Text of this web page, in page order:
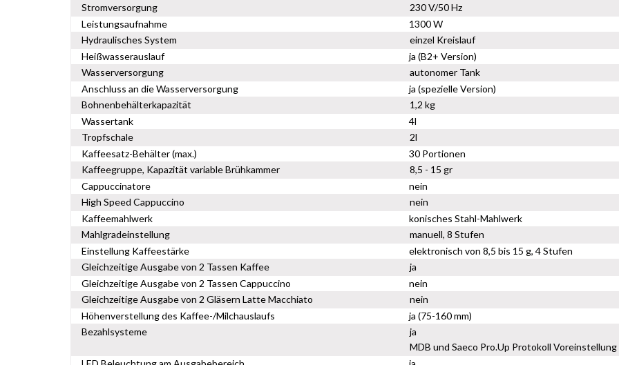
Stromversorgung
230 V/50 Hz
Leistungsaufnahme
1300 W
Hydraulisches System
einzel Kreislauf
Heißwasserauslauf
ja (B2+ Version)
Wasserversorgung
autonomer Tank
Anschluss an die Wasserversorgung
ja (spezielle Version)
Bohnenbehälterkapazität
1,2 kg
Wassertank
4l
Tropfschale
2l
Kaffeesatz-Behälter (max.)
30 Portionen
Kaffeegruppe, Kapazität variable Brühkammer
8,5 - 15 gr
Cappuccinatore
nein
High Speed Cappuccino
nein
Kaffeemahlwerk
konisches Stahl-Mahlwerk
Mahlgradeinstellung
manuell, 8 Stufen
Einstellung Kaffeestärke
elektronisch von 8,5 bis 15 g, 4 Stufen
Gleichzeitige Ausgabe von 2 Tassen Kaffee
ja
Gleichzeitige Ausgabe von 2 Tassen Cappuccino
nein
Gleichzeitige Ausgabe von 2 Gläsern Latte Macchiato
nein
Höhenverstellung des Kaffee-/Milchauslaufs
ja (75-160 mm)
Bezahlsysteme
ja
MDB und Saeco Pro.Up Protokoll Voreinstellung